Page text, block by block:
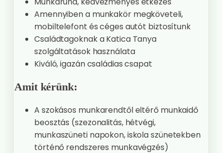
Amennyiben a munkakör megköveteli,
mobiltelefont és céges autót biztosítunk
Családtagoknak a Katica Tanya
szolgáltatások használata
Kiváló, igazán családias csapat
Amit kérünk:
A szokásos munkarendtől eltérő munkaidő
beosztás (szezonalitás, hétvégi,
munkaszüneti napokon, iskola szünetekben
történő rendszeres munkavégzés)